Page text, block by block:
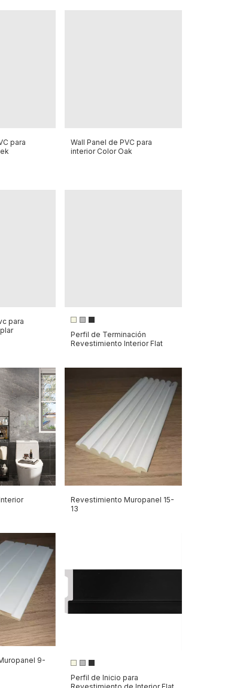
para
Wall Panel de PVC para
interior Color Oak
para
Perfil de Terminación
Revestimiento Interior Flat
Revestimiento Muropanel 15-
13
9-
Perfil de Inicio para